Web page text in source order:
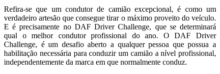
Refira-se que um condutor de camião excepcional, é como um
verdadeiro artesão que consegue tirar o máximo proveito do veículo.
E é precisamente no DAF Driver Challenge, que se determinará
qual o melhor condutor profissional do ano. O DAF Driver
Challenge, é um desafio aberto a qualquer pessoa que possua a
habilitação necessária para conduzir um camião a nível profissional,
independentemente da marca em que normalmente conduz.